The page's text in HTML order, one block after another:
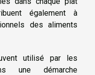
également à
des aliments
utilisé par les
une démarche